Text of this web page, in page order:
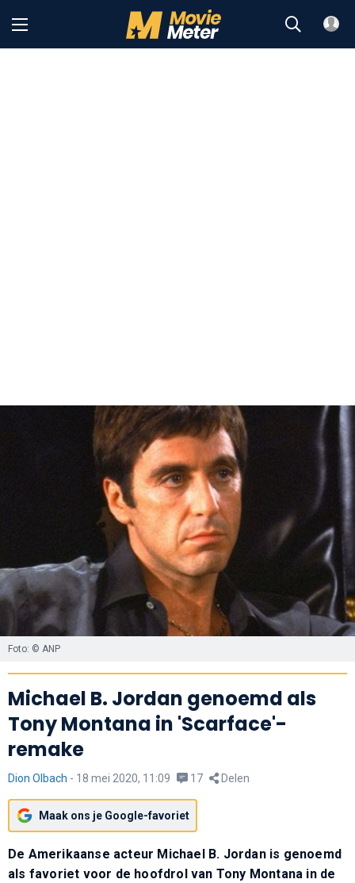
Foto: © ANP
Michael B. Jordan genoemd als
Tony Montana in 'Scarface'-
remake
Dion Olbach - 18 mei 2020, 11:09 17 Delen
Maak ons je Google-favoriet
De Amerikaanse acteur Michael B. Jordan is genoemd
als favoriet voor de hoofdrol van Tony Montana in de